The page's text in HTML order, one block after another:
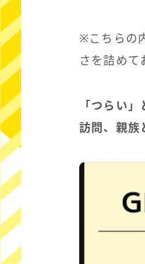
※こちらの
さを詰めて
「つらい
訪問、親族